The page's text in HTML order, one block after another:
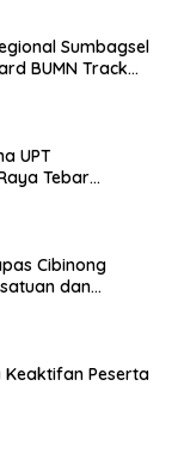
Sumbagsel
BUMN Track
UPT
Tebar
Cibinong
dan
Keaktifan Peserta